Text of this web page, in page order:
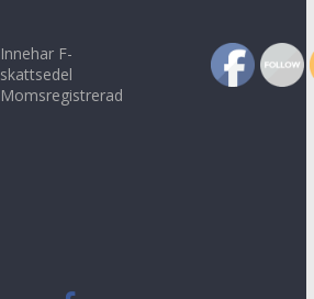
Innehar F-
skattsedel
Momsregistrerad